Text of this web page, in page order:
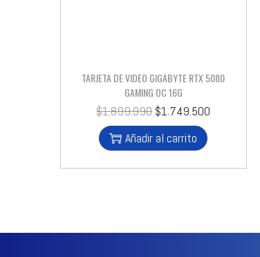
TARJETA DE VIDEO GIGABYTE RTX 5080
GAMING OC 16G
$1.899.990$1.749.500
Añadir al carrito